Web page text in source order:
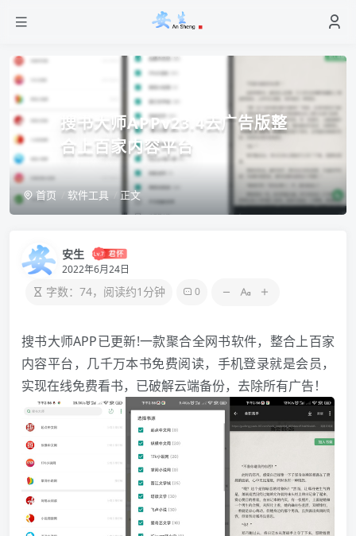
搜书大师APPv23.4去广告版整
合上百家内容平台
首页 软件工具 正文
安生
2022年6月24日
字数：74，阅读约1分钟 0
搜书大师APP已更新!一款聚合全网书软件，整合上百家
内容平台，几千万本书免费阅读，手机登录就是会员，
实现在线免费看书，已破解云端备份，去除所有广告！